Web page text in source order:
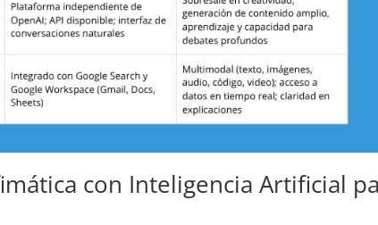
con Inteligencia Artificial